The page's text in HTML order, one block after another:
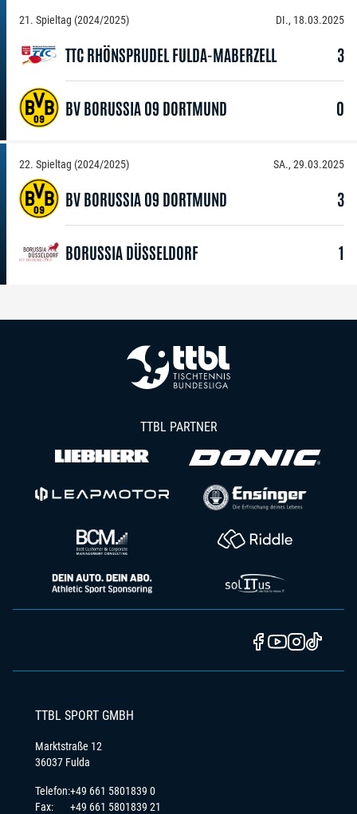
21. Spieltag (2024/2025) DI., 18.03.2025
TTC RHÖNSPRUDEL FULDA-MABERZELL 3
BV BORUSSIA 09 DORTMUND 0
22. Spieltag (2024/2025) SA., 29.03.2025
BV BORUSSIA 09 DORTMUND 3
BORUSSIA DÜSSELDORF 1
TTBL PARTNER
TTBL SPORT GMBH
Marktstraße 12
36037 Fulda
Telefon:
Fax:
+49 661 5801839 0
+49 661 5801839 21